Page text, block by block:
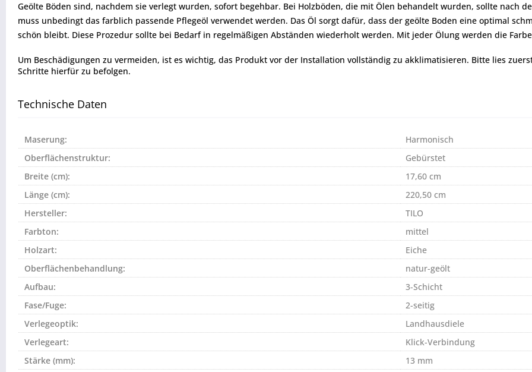
Geölte Böden sind, nachdem sie verlegt wurden, sofort begehbar. Bei Holzböden, die mit Ölen behandelt wurden, sollte nach
muss unbedingt das farblich passende Pflegeöl verwendet werden. Das Öl sorgt dafür, dass der geölte Boden eine optimal
schön bleibt. Diese Prozedur sollte bei Bedarf in regelmäßigen Abständen wiederholt werden. Mit jeder Ölung werden die
Um Beschädigungen zu vermeiden, ist es wichtig, das Produkt vor der Installation vollständig zu akklimatisieren. Bitte lies
Schritte hierfür zu befolgen.
Technische Daten
Maserung:
Harmonisch
Oberflächenstruktur:
Gebürstet
Breite (cm):
17,60 cm
Länge (cm):
220,50 cm
Hersteller:
TILO
Farbton:
mittel
Holzart:
Eiche
Oberflächenbehandlung:
natur-geölt
Aufbau:
3-Schicht
Fase/Fuge:
2-seitig
Verlegeoptik:
Landhausdiele
Verlegeart:
Klick-Verbindung
Stärke (mm):
13 mm